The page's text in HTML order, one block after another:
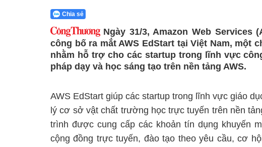
Chia sẻ
Ngày 31/3, Amazon Web Services
công bố ra mắt AWS EdStart tại Việt Nam,
nhằm hỗ trợ cho các startup trong lĩnh vực
pháp dạy và học sáng tạo trên nền tảng AWS.
AWS EdStart giúp các startup trong lĩnh vực giáo
lý cơ sở vật chất trường học trực tuyến trên nền
trình được cung cấp các khoản tín dụng khuyến
cộng đồng trực tuyến, đào tạo theo yêu cầu, cơ